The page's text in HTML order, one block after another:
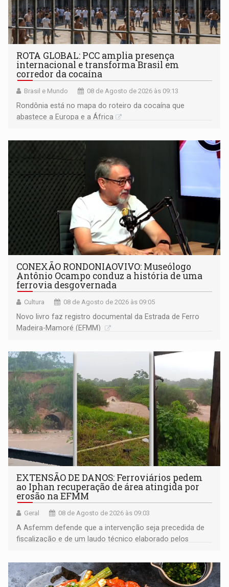
ROTA GLOBAL: PCC amplia presença
internacional e transforma Brasil em
corredor da cocaína
Brasil e Mundo 08 de Agosto de 2026 às 09:13
Rondônia está no mapa do roteiro da cocaína que
abastece a Europa e a África
CONEXÃO RONDONIAOVIVO: Museólogo
Antônio Ocampo conduz a história de uma
ferrovia desgovernada
Cultura 08 de Agosto de 2026 às 09:05
Novo livro faz registro documental da Estrada de Ferro
Madeira-Mamoré (EFMM)
EXTENSÃO DE DANOS: Ferroviários pedem
ao Iphan recuperação de área atingida por
erosão na EFMM
Geral 08 de Agosto de 2026 às 09:03
A Asfemm defende que a intervenção seja precedida de
fiscalização e de um laudo técnico elaborado pelos